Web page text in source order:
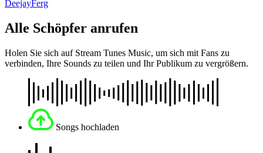
DeejayFerg
Alle Schöpfer anrufen
Holen Sie sich auf Stream Tunes Music, um sich mit Fans zu
verbinden, Ihre Sounds zu teilen und Ihr Publikum zu vergrößern.
Songs hochladen